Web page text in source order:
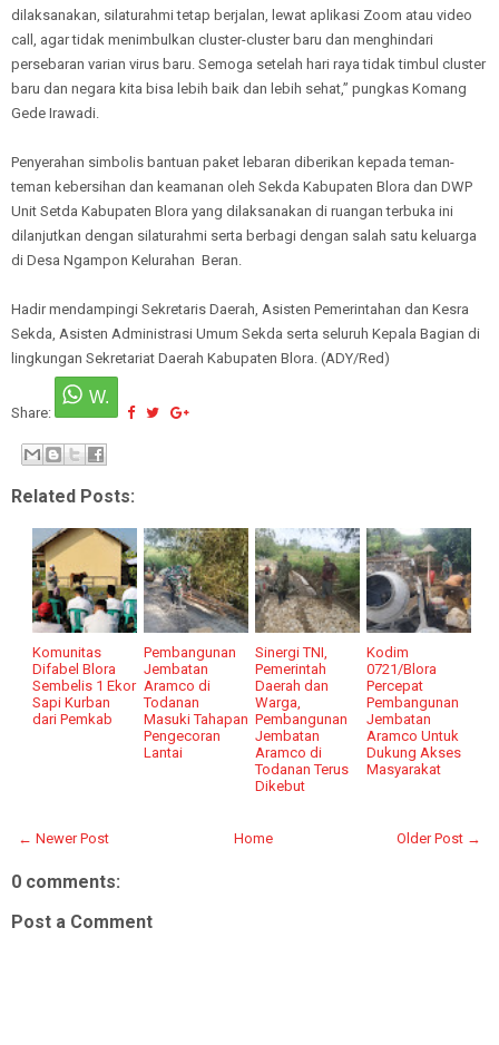
dilaksanakan, silaturahmi tetap berjalan, lewat aplikasi Zoom atau video
call, agar tidak menimbulkan cluster-cluster baru dan menghindari
persebaran varian virus baru. Semoga setelah hari raya tidak timbul cluster
baru dan negara kita bisa lebih baik dan lebih sehat,” pungkas Komang
Gede Irawadi.
Penyerahan simbolis bantuan paket lebaran diberikan kepada teman-
teman kebersihan dan keamanan oleh Sekda Kabupaten Blora dan DWP
Unit Setda Kabupaten Blora yang dilaksanakan di ruangan terbuka ini
dilanjutkan dengan silaturahmi serta berbagi dengan salah satu keluarga
di Desa Ngampon Kelurahan Beran.
Hadir mendampingi Sekretaris Daerah, Asisten Pemerintahan dan Kesra
Sekda, Asisten Administrasi Umum Sekda serta seluruh Kepala Bagian di
lingkungan Sekretariat Daerah Kabupaten Blora. (ADY/Red)
Share:
Related Posts:
Komunitas
Difabel Blora
Sembelis 1 Ekor
Sapi Kurban
dari Pemkab
Pembangunan
Jembatan
Aramco di
Todanan
Masuki Tahapan
Pengecoran
Lantai
Sinergi TNI,
Pemerintah
Daerah dan
Warga,
Pembangunan
Jembatan
Aramco di
Todanan Terus
Dikebut
Kodim
0721/Blora
Percepat
Pembangunan
Jembatan
Aramco Untuk
Dukung Akses
Masyarakat
← Newer Post Older Post →
Home
0 comments:
Post a Comment